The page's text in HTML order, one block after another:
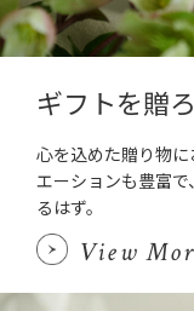
ギフトを贈
心を込めた贈り物
エーションも豊富
るはず。
View